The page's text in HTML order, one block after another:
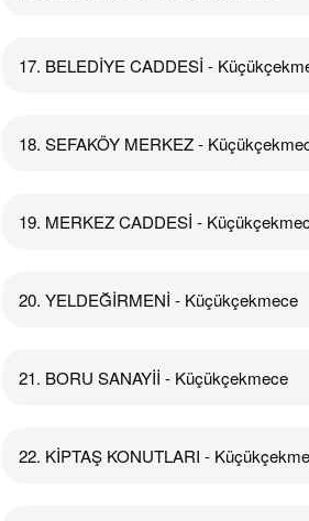
17. BELEDİYE CADDESİ -
18. SEFAKÖY MERKEZ -
19. MERKEZ CADDESİ -
20. YELDEĞİRMENİ - Küçükçekmece
21. BORU SANAYİİ - Küçükçekmece
22. KİPTAŞ KONUTLARI -